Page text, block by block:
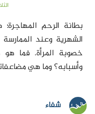
الثلاثاء
بطانة الرحم
الشهرية وعند
خصوبة المرأة. فما
وأسبابه؟ وما هي
شفاء